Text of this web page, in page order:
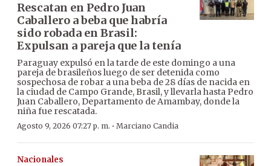
Rescatan en Pedro Juan
Caballero a beba que habría
sido robada en Brasil:
Expulsan a pareja que la tenía
Paraguay expulsó en la tarde de este domingo a una
pareja de brasileños luego de ser detenida como
sospechosa de robar a una beba de 28 días de nacida en
la ciudad de Campo Grande, Brasil, y llevarla hasta Pedro
Juan Caballero, Departamento de Amambay, donde la
niña fue rescatada.
Agosto 9, 2026 07:27 p. m. · Marciano Candia
Nacionales